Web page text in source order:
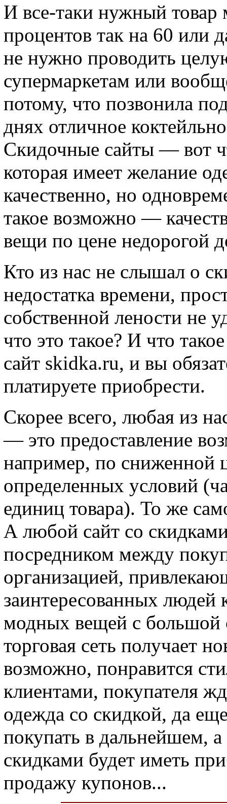
И все-таки нужный
процентов так на 60 или
не нужно проводить
супермаркетам или
потому, что позвонила
днях отличное
Скидочные сайты — вот
которая имеет желание
качественно, но
такое возможно —
вещи по цене недорогой
Кто из нас не слышал о
недостатка времени,
собственной лености не
что это такое? И что
сайт skidka.ru, и вы
платируете приобрести.
Скорее всего, любая из
— это предоставление
например, по сниженной
определенных условий
единиц товара). То же
А любой сайт со скидками
посредником между
организацией,
заинтересованных
модных вещей с большой
торговая сеть получает
возможно, понравится
клиентами, покупателя
одежда со скидкой, да
покупать в дальнейшем,
скидками будет иметь
продажу купонов...